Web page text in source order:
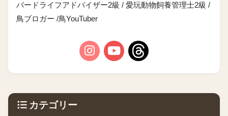
バードライフアドバイザー2級 / 愛玩動物飼養管理士2級 /
鳥ブロガー /鳥YouTuber
カテゴリー